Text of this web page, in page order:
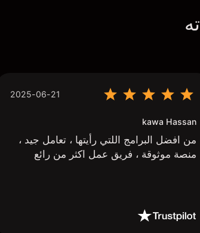
2025-06-21
kawa Hassan
من افضل البرامج اللتي رأيتها ، تعامل جيد ،
منصة موثوقة ، فريق عمل اكثر من رائع